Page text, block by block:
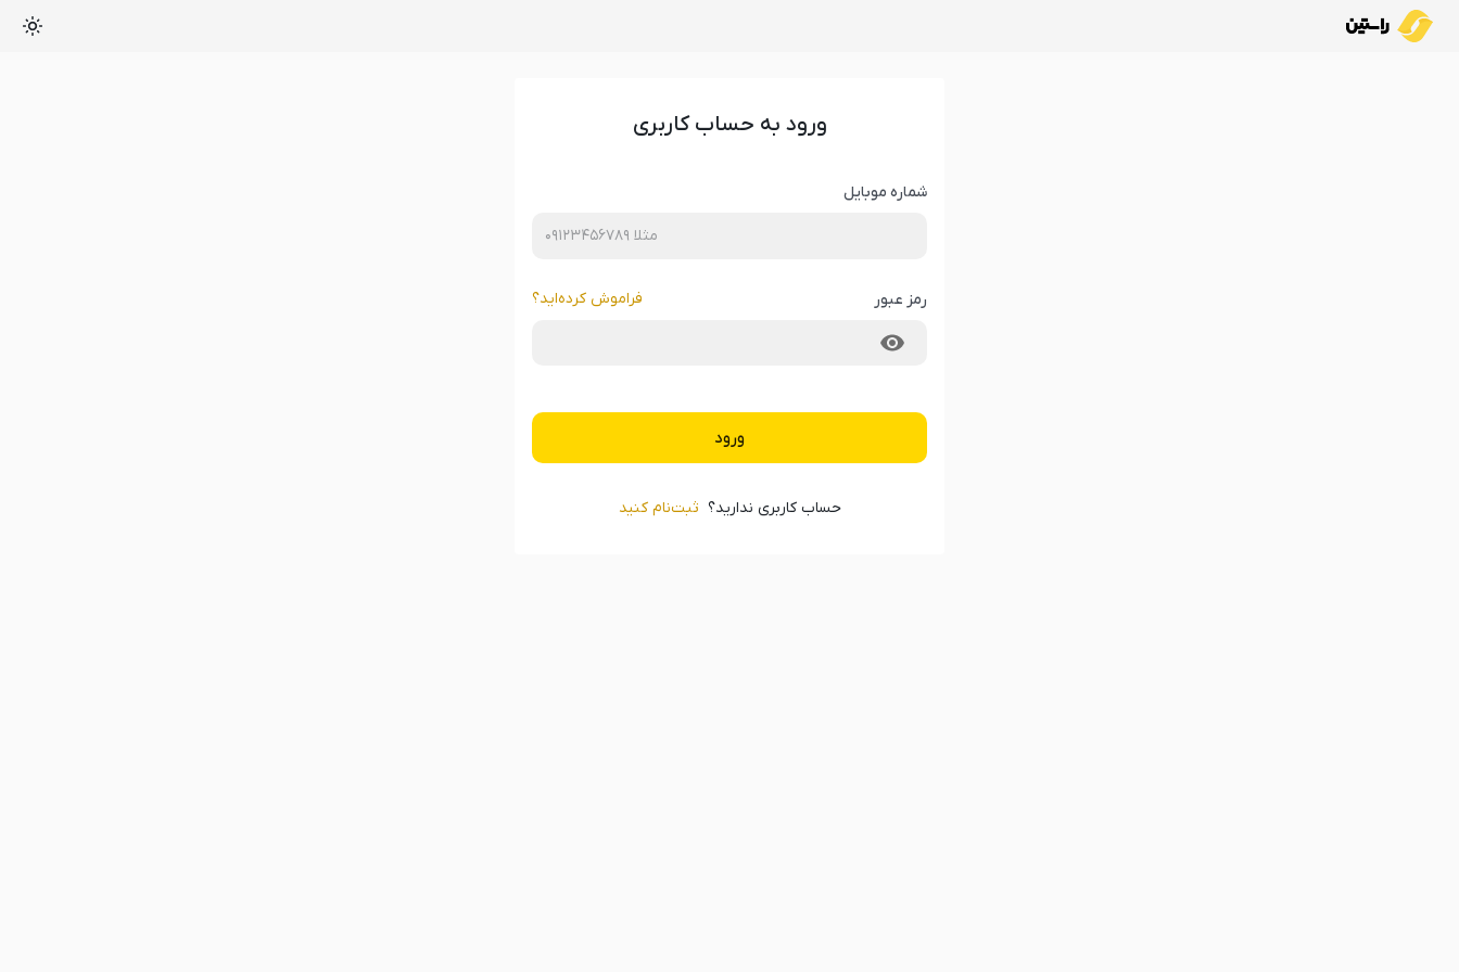
ورود به حساب کاربری
شماره موبایل
رمز عبور فراموش کرده‌‌اید؟
ورود
حساب کاربری ندارید؟ ثبت‌‌نام کنید